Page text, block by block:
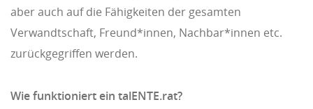
aber auch auf die Fähigkeiten der gesamten
Verwandtschaft, Freund*innen, Nachbar*innen etc.
zurückgegriffen werden.
Wie funktioniert ein talENTE.rat?